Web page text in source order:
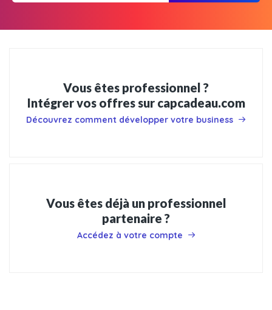
Vous êtes professionnel ?
Intégrer vos offres sur capcadeau.com
Découvrez comment développer votre business
Vous êtes déjà un professionnel
partenaire ?
Accédez à votre compte